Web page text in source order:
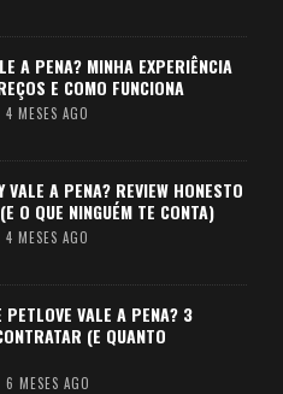
A PENA? MINHA EXPERIÊNCIA
E COMO FUNCIONA
4 MESES AGO
VALE A PENA? REVIEW HONESTO
O QUE NINGUÉM TE CONTA)
4 MESES AGO
PETLOVE VALE A PENA? 3
(E QUANTO
6 MESES AGO